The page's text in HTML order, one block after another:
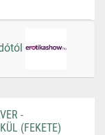
-
(FEKETE)